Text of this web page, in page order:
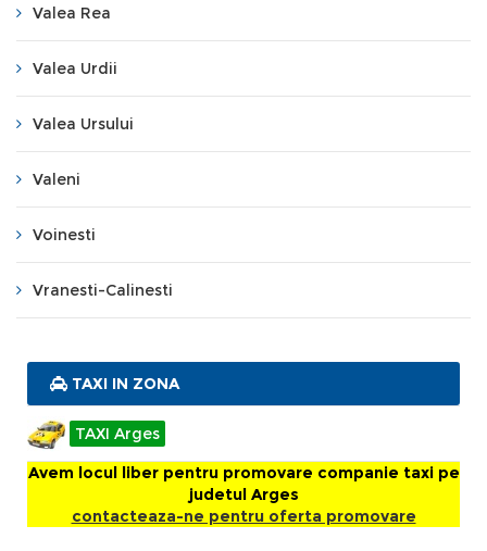
Valea Rea
Valea Urdii
Valea Ursului
Valeni
Voinesti
Vranesti-Calinesti
TAXI IN ZONA
TAXI Arges
Avem locul liber pentru promovare companie taxi pe
judetul Arges
contacteaza-ne pentru oferta promovare